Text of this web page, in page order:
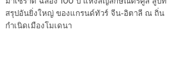
สรุปอันยิ่งใหญ่ ของแกรนด์ทัวร์ จีน-อิตาลี ณ ถิ่น
กำเนิดเมืองโมเดนา